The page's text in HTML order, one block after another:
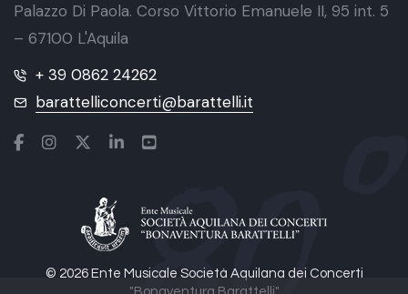
© 2026 Ente Musicale Società Aquilana dei Concerti
Palazzo Di Paola. Corso Vittorio Emanuele II, 95 int. 5
– 67100 L'Aquila
+ 39 0862 24262
barattelliconcerti@barattelli.it